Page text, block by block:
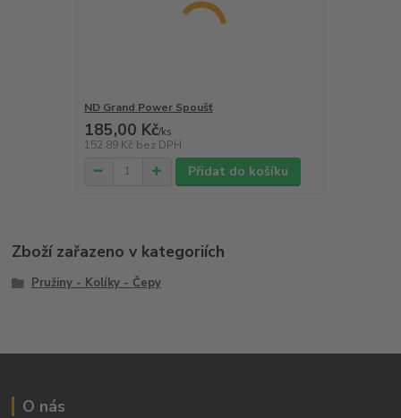
ND Grand Power Spoušť
185,00 Kč/ks
152,89 Kč bez DPH
Přidat do košíku
Zboží zařazeno v kategoriích
Pružiny - Kolíky - Čepy
O nás